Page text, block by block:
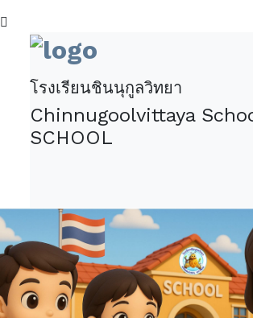
โรงเรียนชินนุกูลวิทยา
Chinnugoolvittaya
SCHOOL